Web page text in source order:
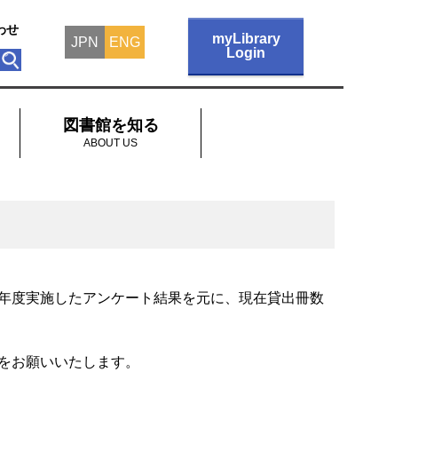
せ
ENG
JPN
myLibrary
Login
図書館を知る
ABOUT US
度実施したアンケート結果を元に、現在貸出冊数
お願いいたします。